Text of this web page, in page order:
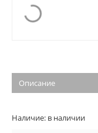
Описание
Наличие: в наличии